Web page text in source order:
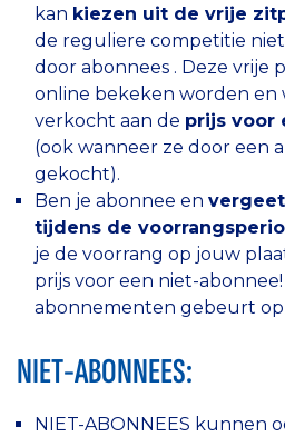
kan kiezen uit de vrije
de reguliere competitie
door abonnees . Deze vrije
online bekeken worden en
verkocht aan de prijs voor
(ook wanneer ze door een
gekocht).
Ben je abonnee en
tijdens de
je de voorrang op jouw
prijs voor een niet-
abonnementen gebeurt op
NIET-ABONNEES:
NIET-ABONNEES kunnen